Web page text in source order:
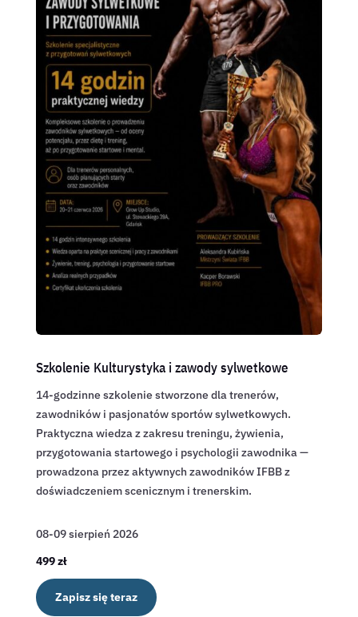
Szkolenie Kulturystyka i zawody sylwetkowe
14-godzinne szkolenie stworzone dla trenerów,
zawodników i pasjonatów sportów sylwetkowych.
Praktyczna wiedza z zakresu treningu, żywienia,
przygotowania startowego i psychologii zawodnika —
prowadzona przez aktywnych zawodników IFBB z
doświadczeniem scenicznym i trenerskim.
08-09 sierpień 2026
499 zł
Zapisz się teraz